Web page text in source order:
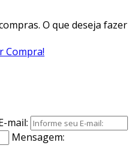
O que deseja fazer
Compra!
mail:
Mensagem: